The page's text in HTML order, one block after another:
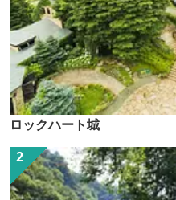
ロックハート城